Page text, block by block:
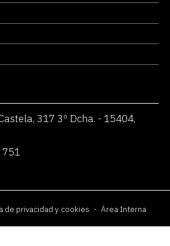
317 3º Dcha. - 15404,
751
de privacidad y cookies - Área Interna